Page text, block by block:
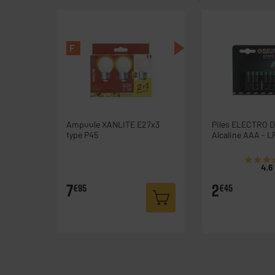
F
Ampoule XANLITE E27x3
type P45
7€95
Piles ELECTRO
Alcaline AAA -
4.6
2€45